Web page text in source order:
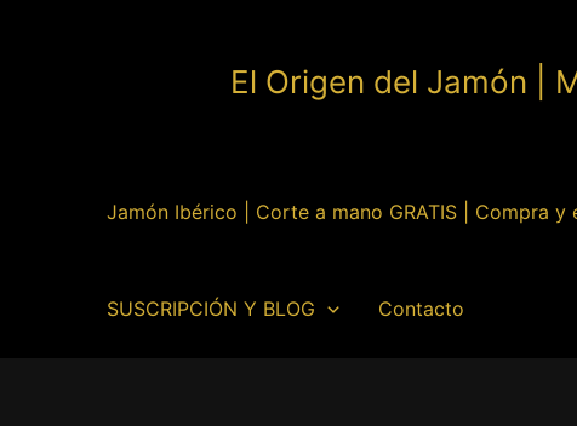
El Origen del Jamón |
Jamón Ibérico | Corte a mano GRATIS | Compra y
SUSCRIPCIÓN Y BLOG Contacto